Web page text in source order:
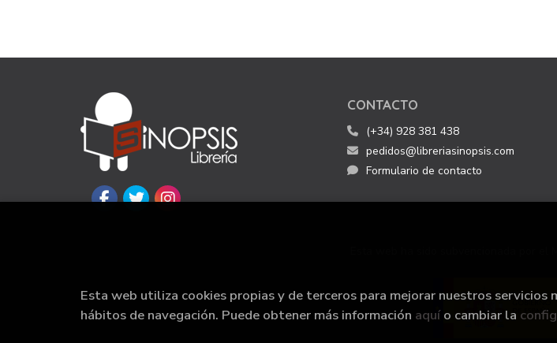
CONTACTO
(+34) 928 381 438
pedidos@libreriasinopsis.com
Formulario de contacto
Esta web utiliza cookies propias y de terceros para mejorar nuestros servicios
hábitos de navegación. Puede obtener más información aquí o cambiar la